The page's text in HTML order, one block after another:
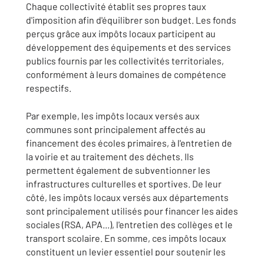
Chaque collectivité établit ses propres taux
d'imposition afin d'équilibrer son budget. Les fonds
perçus grâce aux impôts locaux participent au
développement des équipements et des services
publics fournis par les collectivités territoriales,
conformément à leurs domaines de compétence
respectifs.
Par exemple, les impôts locaux versés aux
communes sont principalement affectés au
financement des écoles primaires, à l'entretien de
la voirie et au traitement des déchets. Ils
permettent également de subventionner les
infrastructures culturelles et sportives. De leur
côté, les impôts locaux versés aux départements
sont principalement utilisés pour financer les aides
sociales (RSA, APA...), l'entretien des collèges et le
transport scolaire. En somme, ces impôts locaux
constituent un levier essentiel pour soutenir les